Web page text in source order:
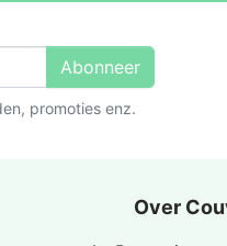
Abonneer
promoties enz.
Over